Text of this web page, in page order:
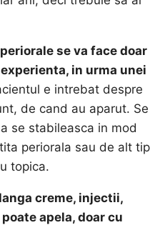
se va face doar
in urma unei
e intrebat despre
de cand au aparut. Se
se stabileasca in mod
periorala sau de alt tip
topica.
creme, injectii,
apela, doar cu